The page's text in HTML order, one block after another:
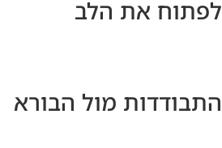
לפתוח את הלב
התבודדות מול הבורא